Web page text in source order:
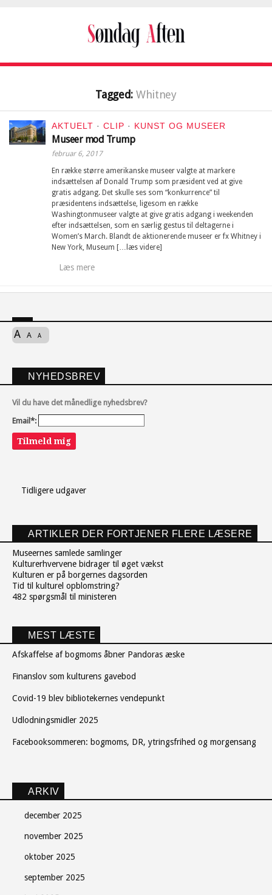
Tagged: Whitney
AKTUELT · CLIP · KUNST OG MUSEER
Museer mod Trump
februar 6, 2017
En række større amerikanske museer valgte at markere
indsættelsen af Donald Trump som præsident ved at give
gratis adgang. Det skulle ses som “konkurrence” til
præsidentens indsættelse, ligesom en række
Washingtonmuseer valgte at give gratis adgang i weekenden
efter indsættelsen, som en særlig gestus til deltagerne i
Women’s March. Blandt de aktionerende museer er fx Whitney i
New York, Museum […læs videre]
Læs mere
A A A
NYHEDSBREV
Vil du have det månedlige nyhedsbrev?
Email*:
Tilmeld mig
Tidligere udgaver
ARTIKLER DER FORTJENER FLERE LÆSERE
Museernes samlede samlinger
Kulturerhvervene bidrager til øget vækst
Kulturen er på borgernes dagsorden
Tid til kulturel opblomstring?
482 spørgsmål til ministeren
MEST LÆSTE
Afskaffelse af bogmoms åbner Pandoras æske
Finanslov som kulturens gavebod
Covid-19 blev bibliotekernes vendepunkt
Udlodningsmidler 2025
Facebooksommeren: bogmoms, DR, ytringsfrihed og morgensang
ARKIV
december 2025
november 2025
oktober 2025
september 2025